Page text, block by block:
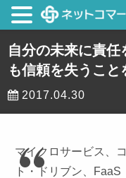
自分の未来に責任
も信頼を失うこと
2017.04.30
マイクロサービス、
ト・ドリブン、FaaS